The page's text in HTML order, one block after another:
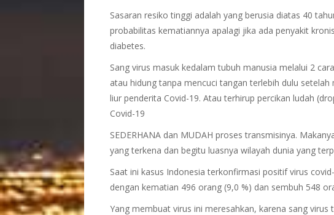
Sasaran resiko tinggi adalah yang berusia diatas 40
probabilitas kematiannya apalagi jika ada penyakit
diabetes.
Sang virus masuk kedalam tubuh manusia melalui 2
atau hidung tanpa mencuci tangan terlebih dulu
liur penderita Covid-19. Atau terhirup percikan ludah
Covid-19
SEDERHANA dan MUDAH proses transmisinya.
yang terkena dan begitu luasnya wilayah dunia yang
Saat ini kasus Indonesia terkonfirmasi positif virus
dengan kematian 496 orang (9,0 %) dan sembuh 548
Yang membuat virus ini meresahkan, karena sang